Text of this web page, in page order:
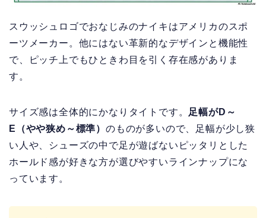
スウッシュロゴでおなじみのナイキはアメリカのスポ
ーツメーカー。他にはない革新的なデザインと機能性
で、ピッチ上でもひときわ目を引く存在感がありま
す。
サイズ感は全体的にかなりタイトです。 足幅がD～
E（やや狭め～標準） のものが多いので、足幅が少し狭
い人や、シューズの中で足が遊ばないピッタリとした
ホールド感が好きな方が選びやすいラインナップにな
っています。